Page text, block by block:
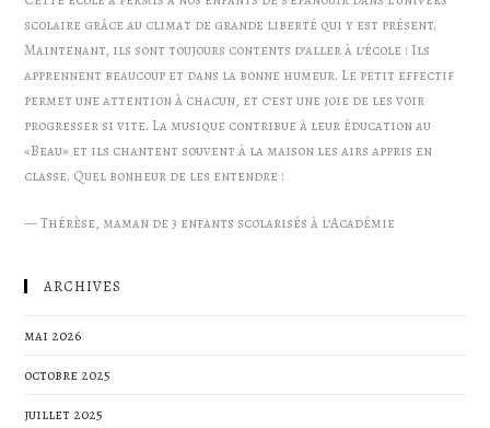
scolaire grâce au climat de grande liberté qui y est présent.
Maintenant, ils sont toujours contents d’aller à l’école ! Ils
apprennent beaucoup et dans la bonne humeur. Le petit effectif
permet une attention à chacun, et c’est une joie de les voir
progresser si vite. La musique contribue à leur éducation au
«Beau» et ils chantent souvent à la maison les airs appris en
classe. Quel bonheur de les entendre !
—Thérèse, maman de 3 enfants scolarisés à l’Académie
ARCHIVES
mai 2026
octobre 2025
juillet 2025